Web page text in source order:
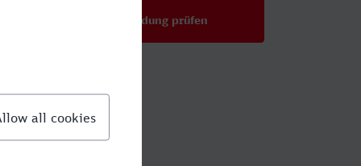
Verbindung prüfen